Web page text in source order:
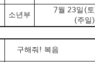
소년부
7월 23일 (토
(주일 )
구해줘 ! 복음